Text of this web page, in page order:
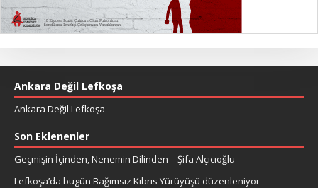
Ankara Değil Lefkoşa
Ankara Değil Lefkoşa
Son Eklenenler
Geçmişin İçinden, Nenemin Dilinden – Şifa Alçıcıoğlu
Lefkoşa’da bugün Bağımsız Kıbrıs Yürüyüşü düzenleniyor